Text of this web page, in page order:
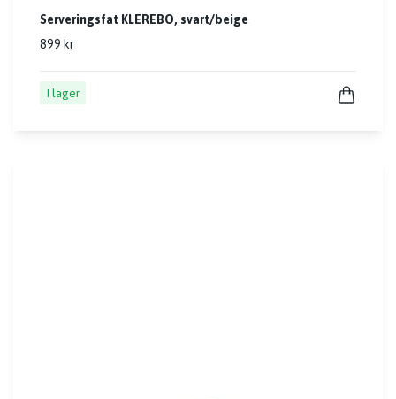
Serveringsfat KLEREBO, svart/beige
899 kr
I lager